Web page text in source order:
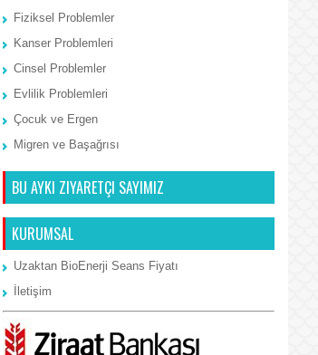
Fiziksel Problemler
Kanser Problemleri
Cinsel Problemler
Evlilik Problemleri
Çocuk ve Ergen
Migren ve Başağrısı
BU AYKI ZIYARETÇI SAYIMIZ
KURUMSAL
Uzaktan BioEnerji Seans Fiyatı
İletişim